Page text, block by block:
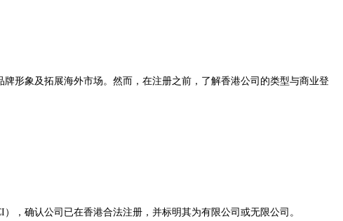
形象及拓展海外市场。然而，在注册之前，了解香港公司的类型与商业登
，确认公司已在香港合法注册，并标明其为有限公司或无限公司。